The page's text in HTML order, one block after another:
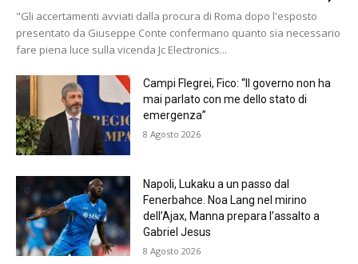
"Gli accertamenti avviati dalla procura di Roma dopo l'esposto
presentato da Giuseppe Conte confermano quanto sia necessario
fare piena luce sulla vicenda Jc Electronics...
Campi Flegrei, Fico: “Il governo non ha
mai parlato con me dello stato di
emergenza”
8 Agosto 2026
Napoli, Lukaku a un passo dal
Fenerbahce. Noa Lang nel mirino
dell’Ajax, Manna prepara l’assalto a
Gabriel Jesus
8 Agosto 2026